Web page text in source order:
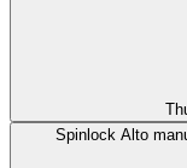
Spinlock Alto